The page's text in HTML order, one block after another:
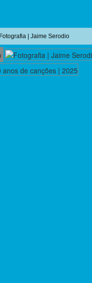
Fotografia | Jaime Serodio